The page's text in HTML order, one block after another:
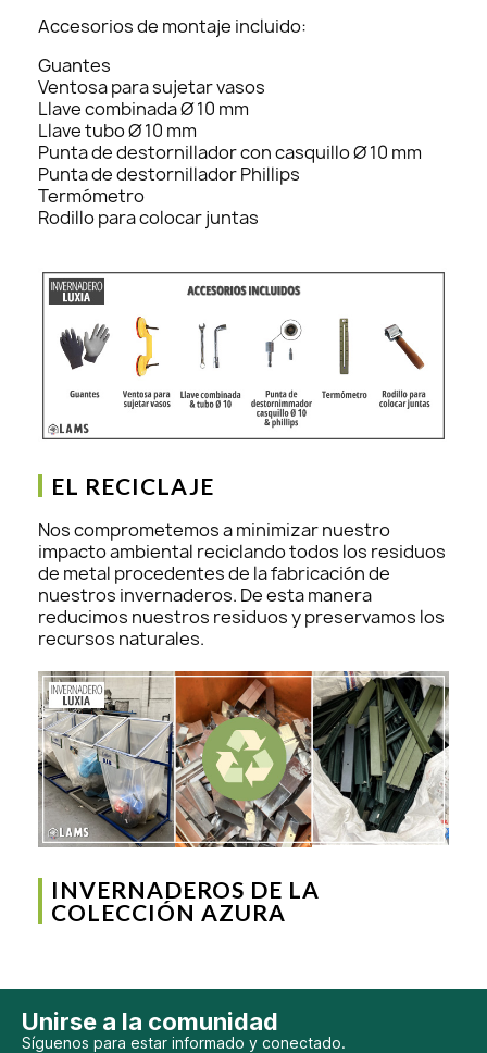
Accesorios de montaje incluido:
Guantes
Ventosa para sujetar vasos
Llave combinada Ø 10 mm
Llave tubo Ø 10 mm
Punta de destornillador con casquillo Ø 10 mm
Punta de destornillador Phillips
Termómetro
Rodillo para colocar juntas
EL RECICLAJE
Nos comprometemos a minimizar nuestro
impacto ambiental reciclando todos los residuos
de metal procedentes de la fabricación de
nuestros invernaderos. De esta manera
reducimos nuestros residuos y preservamos los
recursos naturales.
INVERNADEROS DE LA
COLECCIÓN AZURA
Unirse a la comunidad
Síguenos para estar informado y conectado.